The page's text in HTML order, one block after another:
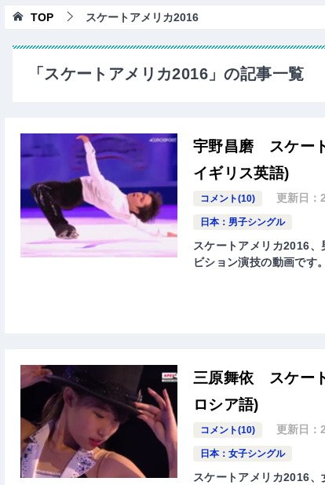
TOP スケートアメリカ2016
「スケートアメリカ2016」の記事一覧
宇野昌磨 スケー
イギリス英語)
コメント(10) 更新日：
日本：男子シングル
スケートアメリカ2016
ビション演技の動画です。
三原舞依 スケー
ロシア語)
コメント(10) 更新日：
日本：女子シングル
スケートアメリカ2016